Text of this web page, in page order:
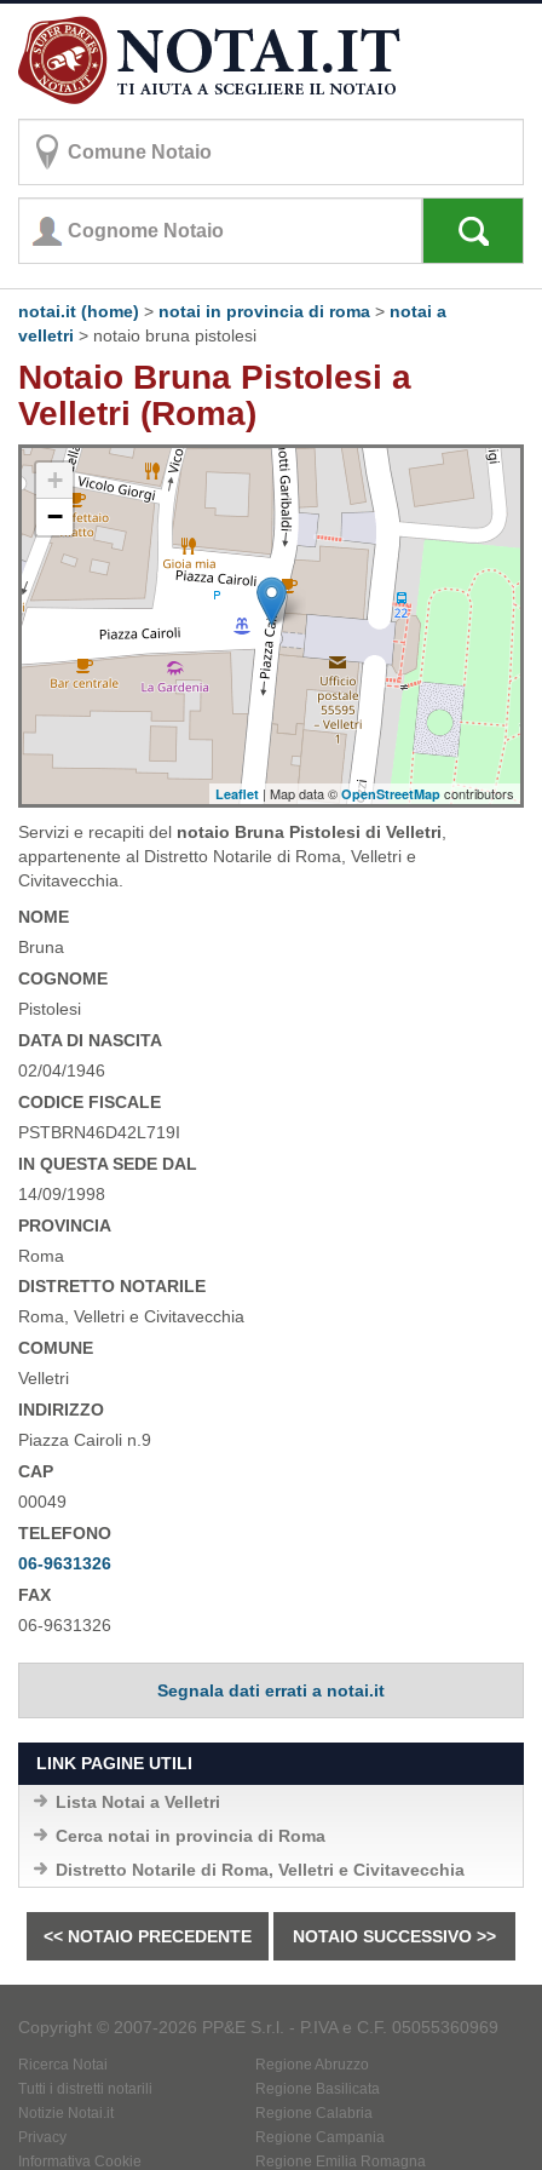
notai.it (home) > notai in provincia di roma > notai a
velletri > notaio bruna pistolesi
Notaio Bruna Pistolesi a
Velletri (Roma)
+
−
Leaflet | Map data © OpenStreetMap contributors
Servizi e recapiti del notaio Bruna Pistolesi di Velletri
appartenente al Distretto Notarile di Roma, Velletri e
Civitavecchia.
NOME
Bruna
COGNOME
Pistolesi
DATA DI NASCITA
02/04/1946
CODICE FISCALE
PSTBRN46D42L719I
IN QUESTA SEDE DAL
14/09/1998
PROVINCIA
Roma
DISTRETTO NOTARILE
Roma, Velletri e Civitavecchia
COMUNE
Velletri
INDIRIZZO
Piazza Cairoli n.9
CAP
00049
TELEFONO
06-9631326
FAX
06-9631326
Segnala dati errati a notai.it
LINK PAGINE UTILI
Lista Notai a Velletri
Cerca notai in provincia di Roma
Distretto Notarile di Roma, Velletri e Civitavecchia
<< NOTAIO PRECEDENTE NOTAIO SUCCESSIVO >>
Copyright © 2007-2026 PP&E S.r.l. - P.IVA e C.F. 05055360969
Ricerca Notai
Tutti i distretti notarili
Notizie Notai.it
Privacy
Informativa Cookie
Regione Abruzzo
Regione Basilicata
Regione Calabria
Regione Campania
Regione Emilia Romagna